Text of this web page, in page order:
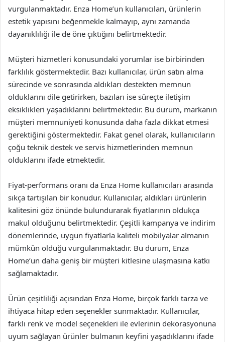
vurgulanmaktadır. Enza Home’un kullanıcıları, ürünlerin
estetik yapısını beğenmekle kalmayıp, aynı zamanda
dayanıklılığı ile de öne çıktığını belirtmektedir.
Müşteri hizmetleri konusundaki yorumlar ise birbirinden
farklılık göstermektedir. Bazı kullanıcılar, ürün satın alma
sürecinde ve sonrasında aldıkları destekten memnun
olduklarını dile getirirken, bazıları ise süreçte iletişim
eksiklikleri yaşadıklarını belirtmektedir. Bu durum, markanın
müşteri memnuniyeti konusunda daha fazla dikkat etmesi
gerektiğini göstermektedir. Fakat genel olarak, kullanıcıların
çoğu teknik destek ve servis hizmetlerinden memnun
olduklarını ifade etmektedir.
Fiyat-performans oranı da Enza Home kullanıcıları arasında
sıkça tartışılan bir konudur. Kullanıcılar, aldıkları ürünlerin
kalitesini göz önünde bulundurarak fiyatlarının oldukça
makul olduğunu belirtmektedir. Çeşitli kampanya ve indirim
dönemlerinde, uygun fiyatlarla kaliteli mobilyalar almanın
mümkün olduğu vurgulanmaktadır. Bu durum, Enza
Home’un daha geniş bir müşteri kitlesine ulaşmasına katkı
sağlamaktadır.
Ürün çeşitliliği açısından Enza Home, birçok farklı tarza ve
ihtiyaca hitap eden seçenekler sunmaktadır. Kullanıcılar,
farklı renk ve model seçenekleri ile evlerinin dekorasyonuna
uyum sağlayan ürünler bulmanın keyfini yaşadıklarını ifade